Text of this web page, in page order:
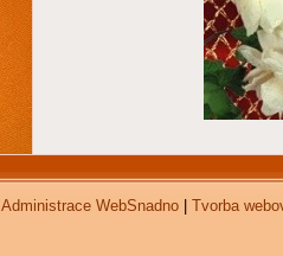
Administrace WebSnadno Tvorba